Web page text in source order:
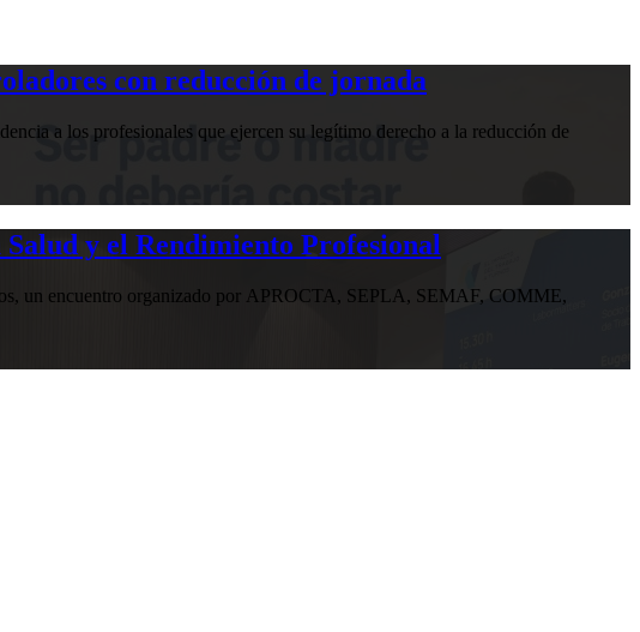
con reducción de jornada
a los profesionales que ejercen su legítimo derecho a la reducción de
y el Rendimiento Profesional
un encuentro organizado por APROCTA, SEPLA, SEMAF, COMME,